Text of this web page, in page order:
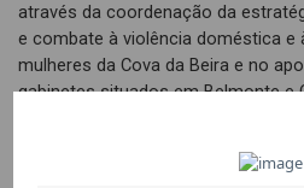
através da coordenação da
e combate à violência doméstica e
mulheres da Cova da Beira e no
gabinetes situados em Belmonte e